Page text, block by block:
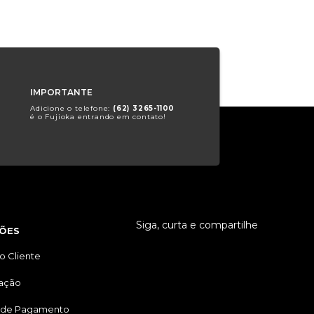
IMPORTANTE
Adicione o telefone: (62) 3265-1100
é o Fujioka entrando em contato!
Cliente
Pagamento
Siga, curta e compartilhe